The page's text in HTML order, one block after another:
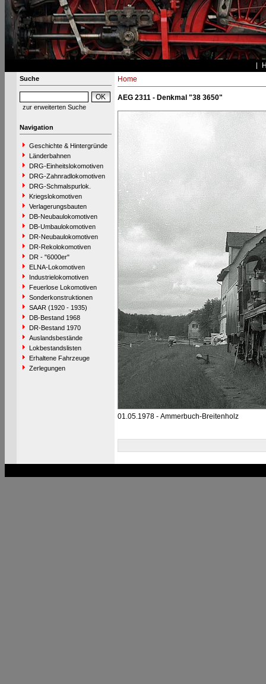
Suche
zur erweiterten Suche
Navigation
Geschichte & Hintergründe
Länderbahnen
DRG-Einheitslokomotiven
DRG-Zahnradlokomotiven
DRG-Schmalspurlok.
Kriegslokomotiven
Verlagerungsbauten
DB-Neubaulokomotiven
DB-Umbaulokomotiven
DR-Neubaulokomotiven
DR-Rekolokomotiven
DR - "6000er"
ELNA-Lokomotiven
Industrielokomotiven
Feuerlose Lokomotiven
Sonderkonstruktionen
SAAR (1920 - 1935)
DB-Bestand 1968
DR-Bestand 1970
Auslandsbestände
Lokbestandslisten
Erhaltene Fahrzeuge
Zerlegungen
Home
AEG 2311 - Denkmal "38 3650"
01.05.1978 - Ammerbuch-Breitenholz